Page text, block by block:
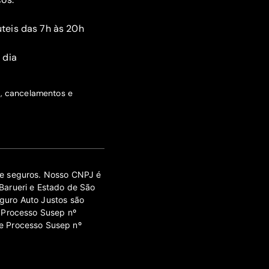
das 7h às 20h
dia
cancelamentos e
seguros. Nosso CNPJ é
e Estado de São
Auto Justos são
Susep nº
Processo Susep nº